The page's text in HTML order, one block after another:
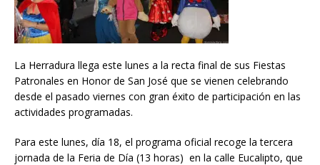
La Herradura llega este lunes a la recta final de sus Fiestas
Patronales en Honor de San José que se vienen celebrando
desde el pasado viernes con gran éxito de participación en las
actividades programadas.
Para este lunes, día 18, el programa oficial recoge la tercera
jornada de la Feria de Día (13 horas) en la calle Eucalipto, que